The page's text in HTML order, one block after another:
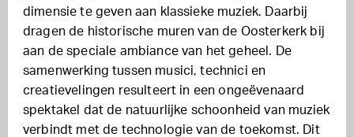
dimensie te geven aan klassieke muziek. Daarbij
dragen de historische muren van de Oosterkerk bij
aan de speciale ambiance van het geheel. De
samenwerking tussen musici, technici en
creatievelingen resulteert in een ongeëvenaard
spektakel dat de natuurlijke schoonheid van muziek
verbindt met de technologie van de toekomst. Dit